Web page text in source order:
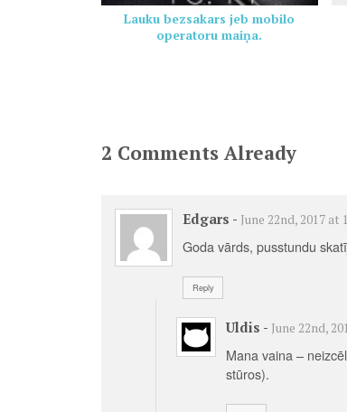
Lauku bezsakars jeb mobilo
operatoru maiņa.
2 Comments Already
Edgars - June 22nd, 2017 at
Goda vārds, pusstundu
Reply
Uldis - June 22nd,
Mana vaina –
stūros).